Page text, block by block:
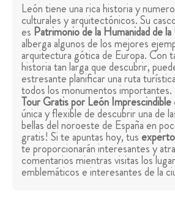
León tiene una rica historia y
culturales y arquitectónicos. Su
es Patrimonio de la Humanidad de
alberga algunos de los mejores
arquitectura gótica de Europa. Con
historia tan larga que descubrir,
estresante planificar una ruta
todos los monumentos importantes.
Tour Gratis por León Imprescindible
única y flexible de descubrir una de
bellas del noroeste de España en
gratis! Si te apuntas hoy, tus
te proporcionarán interesantes y
comentarios mientras visitas los
emblemáticos e interesantes de la